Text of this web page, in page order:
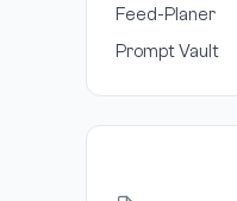
Feed-Planer
Prompt Vault